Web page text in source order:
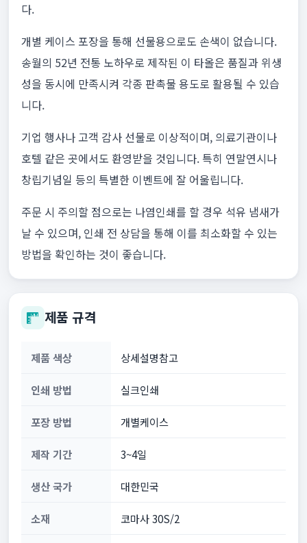
다.
개별 케이스 포장을 통해 선물용으로도 손색이 없습니다.
송월의 52년 전통 노하우로 제작된 이 타올은 품질과 위생
성을 동시에 만족시켜 각종 판촉물 용도로 활용될 수 있습
니다.
기업 행사나 고객 감사 선물로 이상적이며, 의료기관이나
호텔 같은 곳에서도 환영받을 것입니다. 특히 연말연시나
창립기념일 등의 특별한 이벤트에 잘 어울립니다.
주문 시 주의할 점으로는 나염인쇄를 할 경우 석유 냄새가
날 수 있으며, 인쇄 전 상담을 통해 이를 최소화할 수 있는
방법을 확인하는 것이 좋습니다.
제품 규격
제품 색상 상세설명참고
인쇄 방법 실크인쇄
포장 방법 개별케이스
제작 기간 3~4일
생산 국가 대한민국
소재 코마사 30S/2